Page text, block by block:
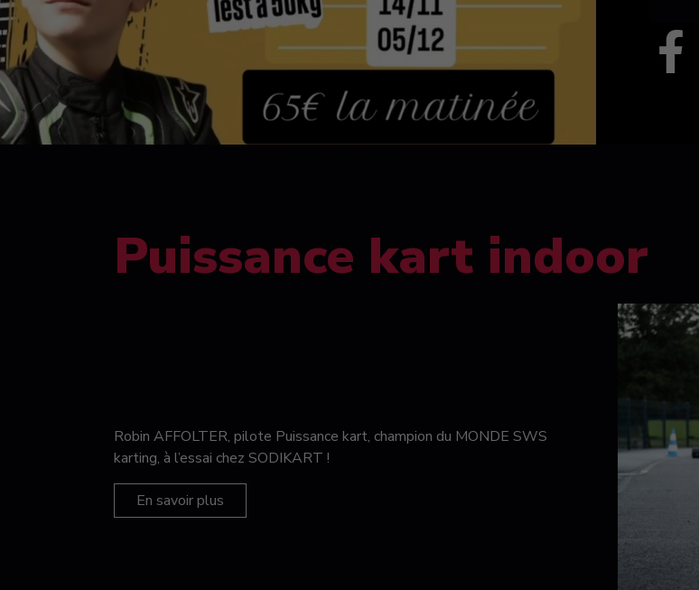
Puissance kart indoor
Robin AFFOLTER, pilote Puissance kart, champion du MONDE SWS
karting, à l’essai chez SODIKART !
En savoir plus